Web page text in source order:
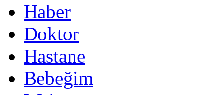
Haber
Doktor
Hastane
Bebeğim